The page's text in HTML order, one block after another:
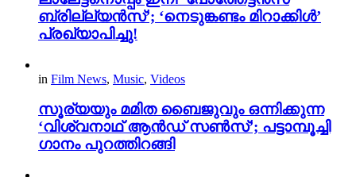
ബ്രില്ല്യൻസ്’; ‘നെടുങ്കണ്ടം മിറാക്കിൾ’
പ്രഖ്യാപിച്ചു!
in Film News, Music, Videos
സൂര്യയും മമിത ബൈജുവും ഒന്നിക്കുന്ന
‘വിശ്വനാഥ് ആൻഡ് സൺസ്’; പട്ടാമ്പൂച്ചി
ഗാനം പുറത്തിറങ്ങി